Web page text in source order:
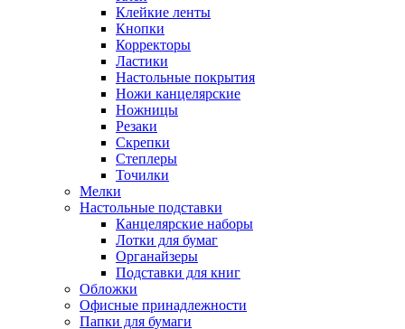
Клейкие ленты
Кнопки
Корректоры
Ластики
Настольные покрытия
Ножи канцелярские
Ножницы
Резаки
Скрепки
Степлеры
Точилки
Мелки
Настольные подставки
Канцелярские наборы
Лотки для бумаг
Органайзеры
Подставки для книг
Обложки
Офисные принадлежности
Папки для бумаги